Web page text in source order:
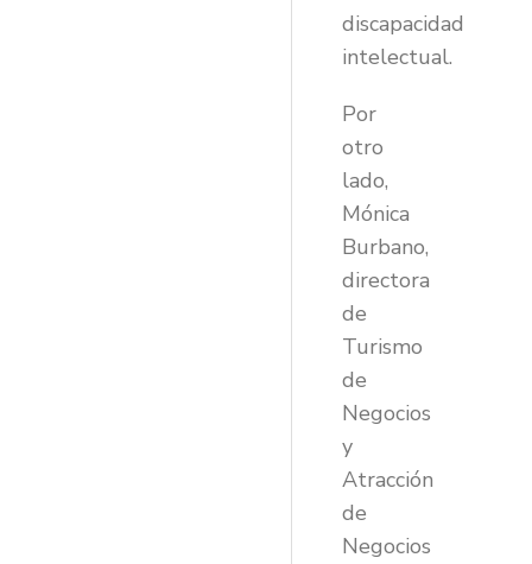
discapacidad
intelectual.
Por
otro
lado,
Mónica
Burbano,
directora
de
Turismo
de
Negocios
y
Atracción
de
Negocios